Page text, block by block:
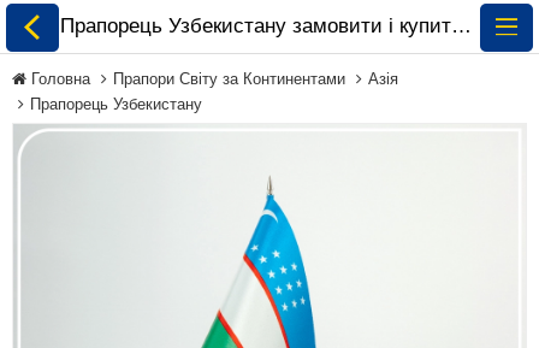
Прапори Світу за
Прапорець Узбекистану замовити і купити 🏁 ePrapor.com.ua
Головна Прапори Світу за Континентами
Азія
Прапорець Узбекистану